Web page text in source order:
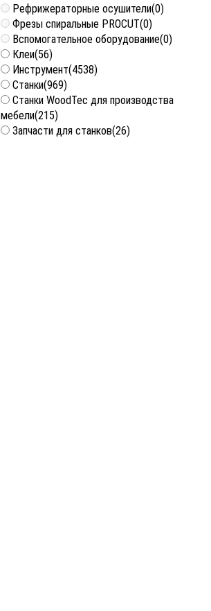
Рефрижераторные осушители(0)
Фрезы спиральные PROCUT(0)
Вспомогательное оборудование(0)
Клеи(56)
Инструмент(4538)
Станки(969)
Станки WoodTec для производства
мебели(215)
Запчасти для станков(26)